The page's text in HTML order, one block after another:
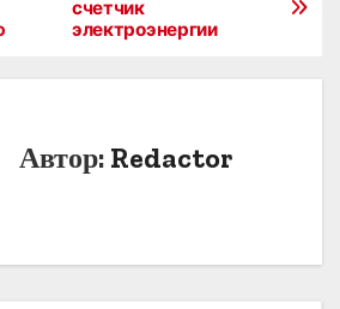
счетчик
электроэнергии
Автор: Redactor